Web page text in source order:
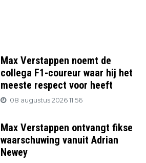
Max Verstappen noemt de
collega F1-coureur waar hij het
meeste respect voor heeft
08 augustus 2026 11:56
Max Verstappen ontvangt fikse
waarschuwing vanuit Adrian
Newey